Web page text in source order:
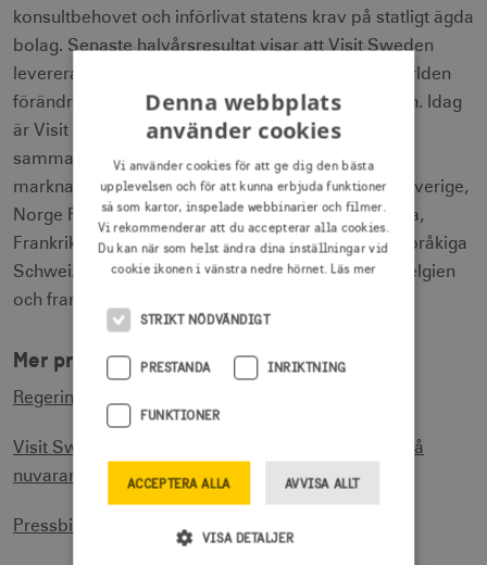
konsultbehovet och införlivat statens krav på statligt ägda
bolag. Senaste halvårsresultat visar att Visit Sweden
levererar enligt mål och förväntan även om omvärlden
förändras med försvagad valuta och ökad inflation. Idag
är Visit Sweden totalt 49 personer som bearbetar
sammanlagt 15 geografiska marknader med
marknadsföring och PR om turistlandet Sverige (Sverige,
Norge Finland, Danmark, Tyskland, Nederländerna,
Frankrike, Storbritannien, USA, Indien, Kina, tyskspråkiga
Schweiz, tyskspråkiga Österrike, franskspråkiga Belgien
och franskspråkiga Luxemburg).
Mer pressinformation:
Regeringens höstbudget
Visit Swedens nuvarande vision och mål bygger på
nuvarande turismpolitiska mål och vision
Pressbilder för fritt bruk
Denna webbplats
använder cookies
Vi använder cookies för att ge dig den bästa
upplevelsen och för att kunna erbjuda funktioner
så som kartor, inspelade webbinarier och filmer.
Vi rekommenderar att du accepterar alla cookies.
Du kan när som helst ändra dina inställningar vid
cookie ikonen i vänstra nedre hörnet. Läs mer
STRIKT NÖDVÄNDIGT
PRESTANDA INRIKTNING
FUNKTIONER
ACCEPTERA ALLA AVVISA ALLT
VISA DETALJER